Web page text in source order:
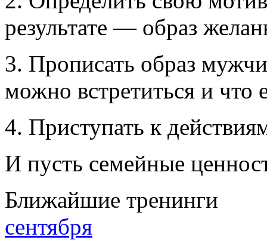
результате — образ
3. Прописать образ
можно встретиться и что
4. Приступать к
И пусть семейные
Ближайшие тренинги
сентября